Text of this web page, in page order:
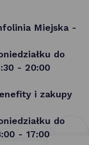
Miejska -
do
- 20:00
i zakupy
do
- 17:00